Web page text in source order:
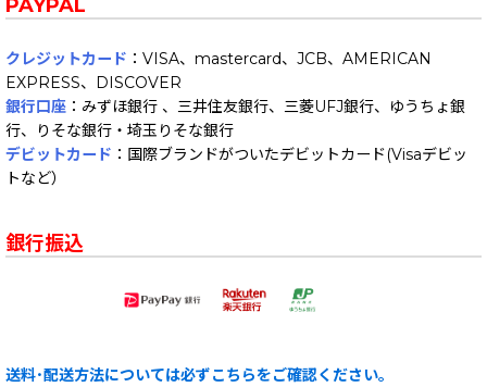
PAYPAL
クレジットカード ：VISA、mastercard、JCB、AMERICAN
EXPRESS、DISCOVER
銀行口座 ：みずほ銀行 、三井住友銀行、三菱UFJ銀行、ゆうちょ銀
行、りそな銀行・埼玉りそな銀行
デビットカード ：国際ブランドがついたデビットカード(Visaデビッ
トなど）
銀行振込
送料･配送方法については必ずこちらをご確認ください。